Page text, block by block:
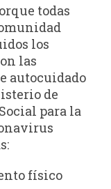
todas
los
las
autocuidado
de
para la
físico